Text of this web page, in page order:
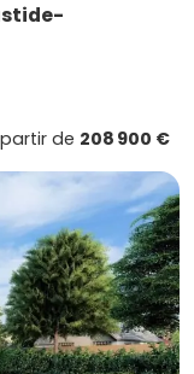
de 208 900 €